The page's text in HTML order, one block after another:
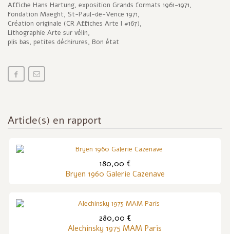
Affiche Hans Hartung, exposition Grands formats 1961-1971,
Fondation Maeght, St-Paul-de-Vence 1971,
Création originale (CR Affiches Arte I #167),
Lithographie Arte sur vélin,
plis bas, petites déchirures, Bon état
Article(s) en rapport
180,00 €
Bryen 1960 Galerie Cazenave
280,00 €
Alechinsky 1975 MAM Paris